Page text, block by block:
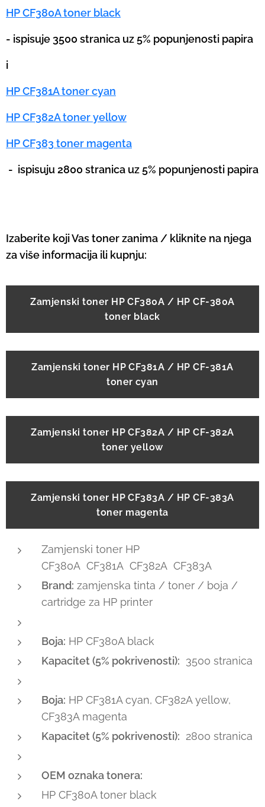
HP CF380A toner black
- ispisuje 3500 stranica uz 5% popunjenosti papira
i
HP CF381A toner cyan
HP CF382A toner yellow
HP CF383 toner magenta
- ispisuju 2800 stranica uz 5% popunjenosti papira
Izaberite koji Vas toner zanima / kliknite na njega
za više informacija ili kupnju:
Zamjenski toner HP CF380A / HP CF-380A
toner black
Zamjenski toner HP CF381A / HP CF-381A
toner cyan
Zamjenski toner HP CF382A / HP CF-382A
toner yellow
Zamjenski toner HP CF383A / HP CF-383A
toner magenta
Zamjenski toner HP
CF380A CF381A CF382A CF383A
Brand: zamjenska tinta / toner / boja /
cartridge za HP printer
Boja: HP CF380A black
Kapacitet (5% pokrivenosti): 3500 stranica
Boja: HP CF381A cyan, CF382A yellow,
CF383A magenta
Kapacitet (5% pokrivenosti): 2800 stranica
OEM oznaka tonera:
HP CF380A toner black